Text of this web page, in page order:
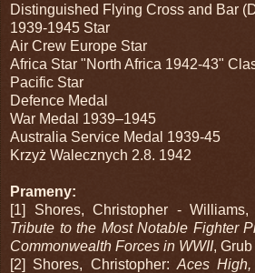
Distinguished Flying Cross and Bar
1939-1945 Star
Air Crew Europe Star
Africa Star "North Africa 1942-43"
Pacific Star
Defence Medal
War Medal 1939–1945
Australia Service Medal 1939-45
Krzyż Walecznych 2.8. 1942
Prameny:
[1] Shores, Christopher - Williams,
Tribute to the Most Notable Fighter
Commonwealth Forces in WWII,
[2] Shores, Christopher: Aces